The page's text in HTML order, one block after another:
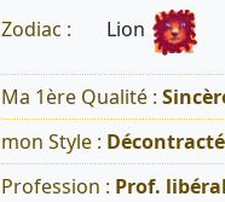
Zodiac : Lion
Ma 1ère Qualité :
mon Style : Décontracté
Profession : Prof.